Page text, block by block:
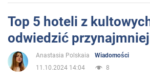
Sport
Rozrywka
Top 5 hoteli z
odwiedzić
Anastasia Polskaia
Wiadomości
11.10.2024 14:04
8